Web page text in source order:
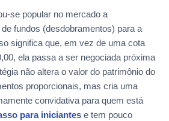
se popular no mercado a
fundos (desdobramentos) para a
significa que, em vez de uma cota
ela passa a ser negociada próxima
não altera o valor do patrimônio do
proporcionais, mas cria uma
convidativa para quem está
para iniciantes e tem pouco